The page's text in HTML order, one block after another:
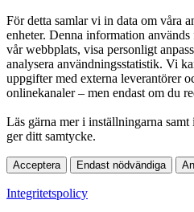
För detta samlar vi in data om våra
enheter. Denna information
vår webbplats, visa personligt
analysera användningsstatistik. Vi
uppgifter med externa leverantörer
onlinekanaler – men endast om du
Läs gärna mer i inställningarna samt
ger ditt samtycke.
Acceptera Endast nödvändiga
Integritetspolicy